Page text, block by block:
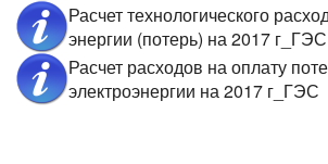
Расчет технологического
энергии (потерь) на 2017 г_ГЭС
Расчет расходов на оплату
электроэнергии на 2017 г_ГЭС